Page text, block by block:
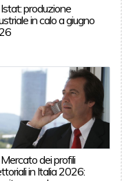
Istat: produzione
in calo a giugno
Mercato dei profili
in Italia 2026: